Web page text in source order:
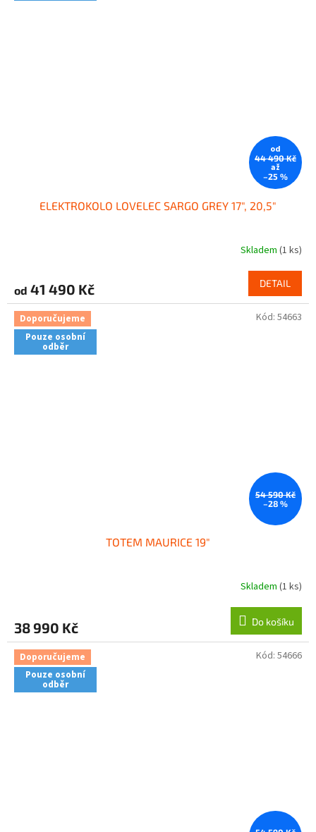
od
44 490 Kč
až
–25 %
ELEKTROKOLO LOVELEC SARGO GREY 17", 20,5"
Skladem (1 ks)
od 41 490 Kč DETAIL
Doporučujeme
Pouze osobní
odběr
54 590 Kč
–28 %
TOTEM MAURICE 19"
Skladem (1 ks)
38 990 Kč Do košíku
Kód: 54663
Doporučujeme
Pouze osobní
odběr
Kód: 54666